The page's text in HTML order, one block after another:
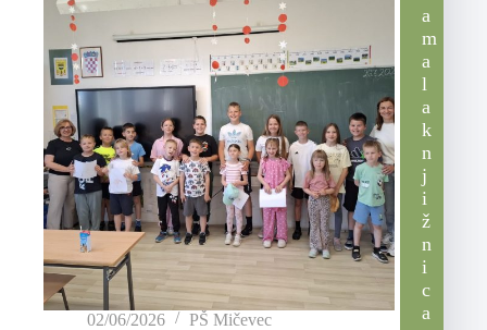
02/06/2026 PŠ Mičevec
a
m
a
l
a
k
n
j
i
ž
n
i
c
a